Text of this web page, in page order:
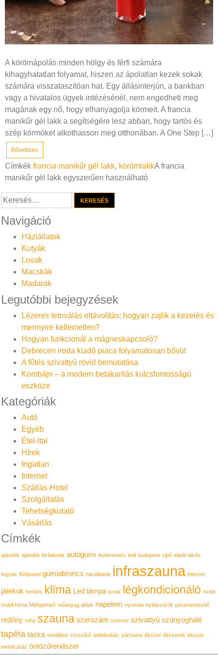
A körömápolás minden hölgy és férfi számára
kihagyhatatlan folyamat, hiszen az ápolatlan kezek sokak
számára visszataszítóan hat. Egy állásinterjún, a bankban
vagy a hivatalos ügyek intézésénél, nem engedheti meg
magának egy nő, hogy elhanyagolja körmeit. A francia
manikűr gél lakk a segítségére lesz abban, hogy tartós és
szép körmöket alkothasson meg otthonában. A One Step […]
Bővebben
Címkék francia manikűr gél lakk, körömlakkA francia
manikűr gél lakk egyszerűen használható
Keresés:
Navigáció
Háziállatok
Kutyák
Lovak
Macskák
Madarak
Legutóbbi bejegyzések
Lézeres tetoválás eltávolítás: hogyan zajlik a kezelés és
mennyire kellemetlen?
Hogyan funkcionál a mágneskapcsoló?
Debrecen iroda kiadó piaca folyamatosan bővül
A fűtés szivattyú rövid bemutatása
Kombájn – a modern betakarítás kulcsfontosságú
eszköze
Kategóriák
Autó
Egyéb
Étel-Ital
Hírek
Ingatlan
Internet
Szállás-Hotel
Szolgáltatás
Tehetségkutató
Vásárlás
Címkék
ajándék ajándék férfiaknak autógumi Autómentés bolt budapest cipő eladó lakás
fogyás fűtőpanel gumiabroncs háziállatok infraszauna internet
játékok kerítés klíma Led lámpa lovak légkondicionáló mobil
mobil klíma Méhpempő műanyag ablak napelem nyomda nyílászárók páramentesítő
redőny ruha szauna szerszám szerver szivattyú szúnyogháló
tapéta táska ventilátor vízszűrő webáruház zárcsere ékszer ékszerek ékszer
webáruház öntözőrendszer